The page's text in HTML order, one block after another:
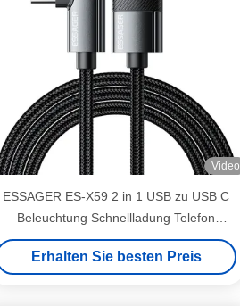
Video
ESSAGER ES-X59 2 in 1 USB zu USB C
Beleuchtung Schnellladung Telefon
Datenkabel
Erhalten Sie besten Preis